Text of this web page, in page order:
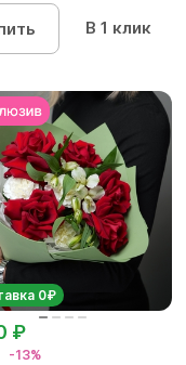
В 1 клик
0₽
-13%
₽